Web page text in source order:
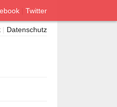
Twitter
| Datenschutz